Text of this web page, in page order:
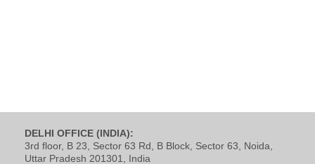
DELHI OFFICE (INDIA):
3rd floor, B 23, Sector 63 Rd, B Block, Sector 63, Noida,
Uttar Pradesh 201301, India